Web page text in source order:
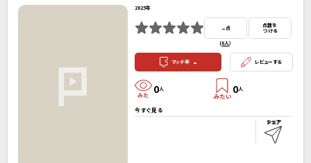
2025年
-点
(0人）
点数を
つける
マッチ率 - レビューする
0人 0人
今すぐ見る